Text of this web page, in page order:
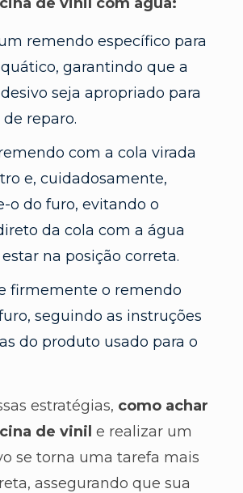
remendo específico para
garantindo que a
seja apropriado para
reparo.
com a cola virada
e, cuidadosamente,
o do furo, evitando o
da cola com a água
na posição correta.
firmemente o remendo
seguindo as instruções
do produto usado para o
estratégias, como achar
de vinil e realizar um
se torna uma tarefa mais
assegurando que sua